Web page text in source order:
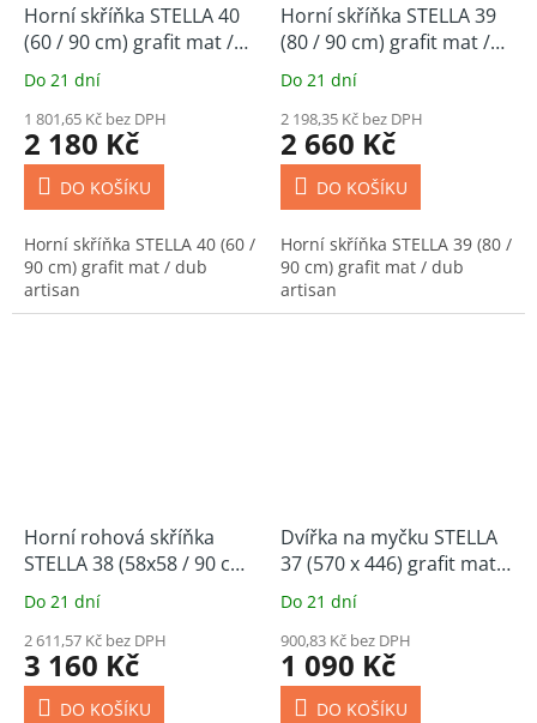
Horní skříňka STELLA 40
(60 / 90 cm) grafit mat /
dub artisan
Do 21 dní
1 801,65 Kč bez DPH
2 180 Kč
DO KOŠÍKU
Horní skříňka STELLA 40 (60 /
90 cm) grafit mat / dub
artisan
Horní skříňka STELLA 39
(80 / 90 cm) grafit mat /
dub artisan
Do 21 dní
2 198,35 Kč bez DPH
2 660 Kč
DO KOŠÍKU
Horní skříňka STELLA 39 (80 /
90 cm) grafit mat / dub
artisan
Horní rohová skříňka
STELLA 38 (58x58 / 90 cm)
grafit mat / dub artisan
Do 21 dní
2 611,57 Kč bez DPH
3 160 Kč
DO KOŠÍKU
Dvířka na myčku STELLA
37 (570 x 446) grafit mat /
dub artisan
Do 21 dní
900,83 Kč bez DPH
1 090 Kč
DO KOŠÍKU